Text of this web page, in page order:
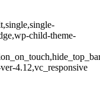
child-theme-
4.12,vc_responsive